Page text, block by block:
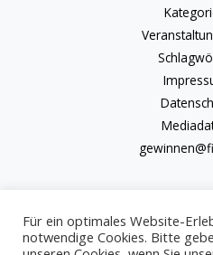
Für ein optimales Website-
notwendige Cookies. Bitte